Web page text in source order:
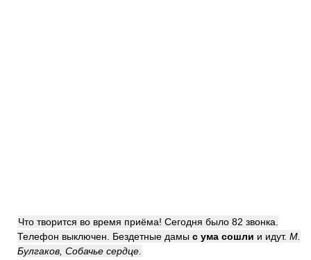
Что творится во время приёма! Сегодня было 82 звонка.
Телефон выключен. Бездетные дамы с ума сошли и идут. М.
Булгаков, Собачье сердце.